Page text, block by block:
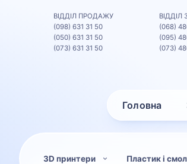
Головна
ВІДДІЛ ПРОДАЖУ
(098) 631 31 50
(050) 631 31 50
(073) 631 31 50
ВІДДІЛ
(068)
(095)
(073)
3D принтери Пластик і